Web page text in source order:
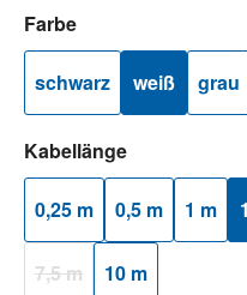
Farbeauswählen
schwarz weiß grau
Kabellängeauswählen
0,25 m 0,5 m 1 m
7,5 m(Diese Option ist zurzeit
10 m